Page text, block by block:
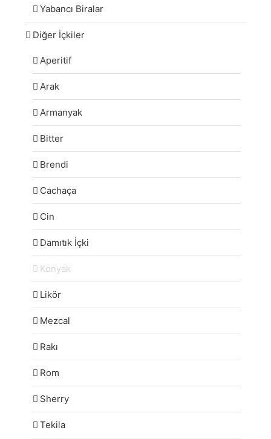
Yabancı Biralar
Diğer İçkiler
Aperitif
Arak
Armanyak
Bitter
Brendi
Cachaça
Cin
Damıtık İçki
Konyak
Likör
Mezcal
Rakı
Rom
Sherry
Tekila